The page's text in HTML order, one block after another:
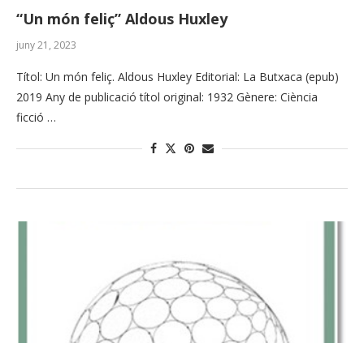
“Un món feliç” Aldous Huxley
juny 21, 2023
Títol: Un món feliç. Aldous Huxley Editorial: La Butxaca (epub)
2019 Any de publicació títol original: 1932 Gènere: Ciència
ficció …